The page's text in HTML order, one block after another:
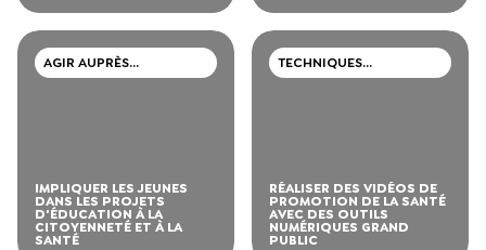
AGIR AUPRÈS
D’ADOLESCENTS ET DE
IMPLIQUER LES JEUNES
DANS LES PROJETS
D'ÉDUCATION À LA
CITOYENNETÉ ET À LA
SANTÉ
TECHNIQUES
PROFESSIONNELLES
RÉALISER DES VIDÉOS DE
PROMOTION DE LA SANTÉ
AVEC DES OUTILS
NUMÉRIQUES GRAND
PUBLIC